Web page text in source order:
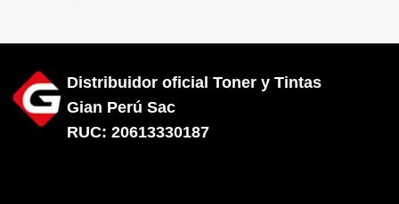
Distribuidor oficial Toner y Tintas
Gian Perú Sac
RUC: 20613330187